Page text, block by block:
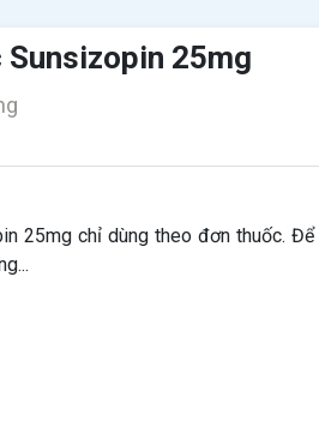
Sunsizopin 25mg
25mg chỉ dùng theo đơn thuốc.